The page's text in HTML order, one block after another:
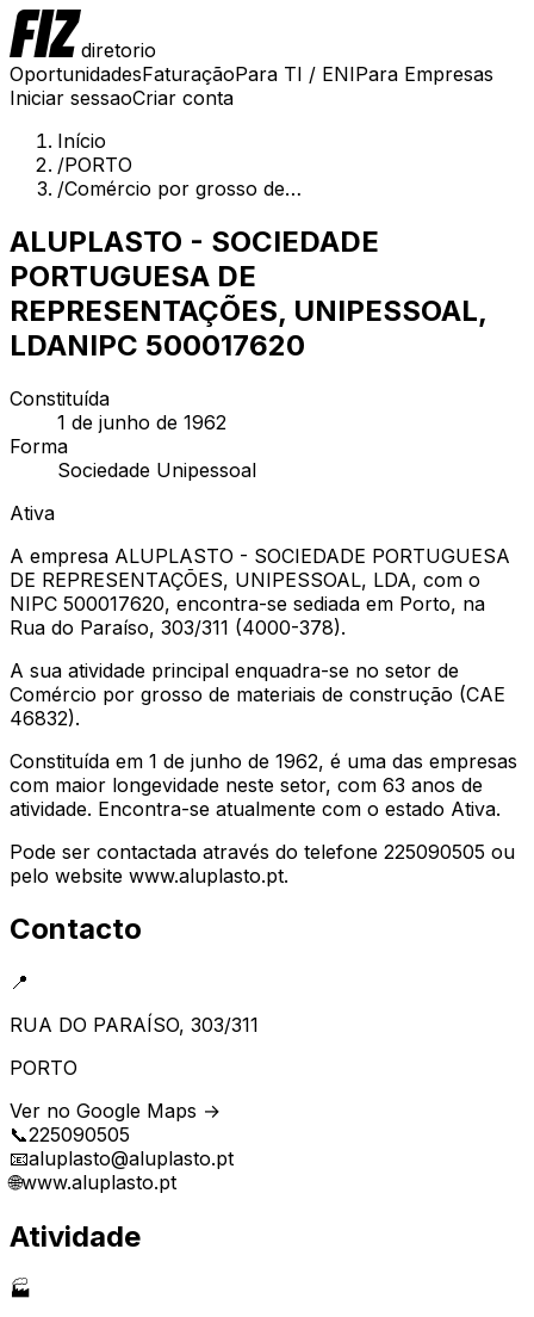
diretorio
OportunidadesFaturaçãoPara TI / ENIPara Empresas
Iniciar sessaoCriar conta
Início
/PORTO
/Comércio por grosso de…
ALUPLASTO - SOCIEDADE
PORTUGUESA DE
REPRESENTAÇÕES, UNIPESSOAL,
LDANIPC 500017620
Constituída
1 de junho de 1962
Forma
Sociedade Unipessoal
Ativa
A empresa ALUPLASTO - SOCIEDADE PORTUGUESA
DE REPRESENTAÇÕES, UNIPESSOAL, LDA, com o
NIPC 500017620, encontra-se sediada em Porto, na
Rua do Paraíso, 303/311 (4000-378).
A sua atividade principal enquadra-se no setor de
Comércio por grosso de materiais de construção (CAE
46832).
Constituída em 1 de junho de 1962, é uma das empresas
com maior longevidade neste setor, com 63 anos de
atividade. Encontra-se atualmente com o estado Ativa.
Pode ser contactada através do telefone 225090505 ou
pelo website www.aluplasto.pt.
Contacto
📍
RUA DO PARAÍSO, 303/311
PORTO
Ver no Google Maps →
📞225090505
📧aluplasto@aluplasto.pt
🌐www.aluplasto.pt
Atividade
🏭